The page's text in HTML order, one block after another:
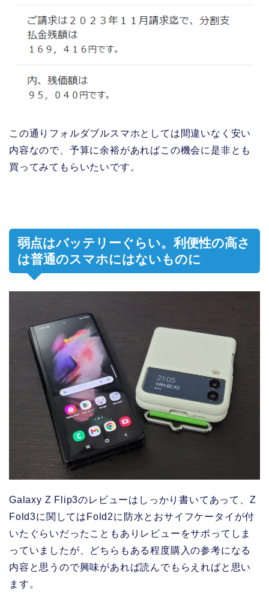
この通りフォルダブルスマホとしては間違いなく安い
内容なので、予算に余裕があればこの機会に是非とも
買ってみてもらいたいです。
弱点はバッテリーぐらい。利便性の高さ
は普通のスマホにはないものに
Galaxy Z Flip3のレビューはしっかり書いてあって、Z
Fold3に関してはFold2に防水とおサイフケータイが付
いたぐらいだったこともありレビューをサボってしま
っていましたが、どちらもある程度購入の参考になる
内容と思うので興味があれば読んでもらえればと思い
ます。